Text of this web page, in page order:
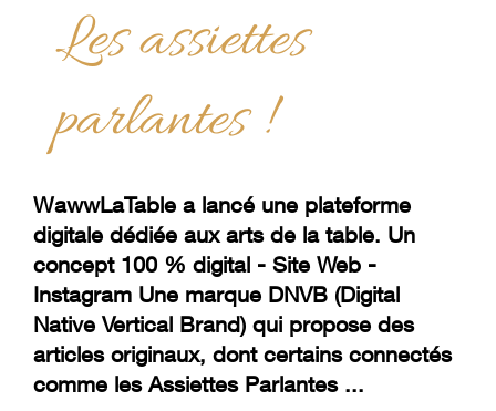
Les assiettes
parlantes !
WawwLaTable a lancé une plateforme
digitale dédiée aux arts de la table. Un
concept 100 % digital - Site Web -
Instagram Une marque DNVB (Digital
Native Vertical Brand) qui propose des
articles originaux, dont certains connectés
comme les Assiettes Parlantes ...